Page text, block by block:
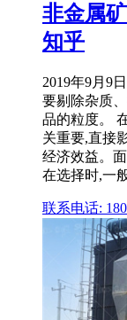
非金属
知乎
2019年9月9
要剔除杂质
品的粒度。
关重要,直接
经济效益。
在选择时,一
联系电话: 180